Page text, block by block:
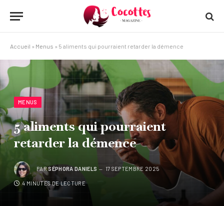
Accueil » Menus » 5 aliments qui pourraient retarder la démence
MENUS
5 aliments qui pourraient
retarder la démence
PARSÉPHORA DANIELS 17 SEPTEMBRE 2025
4 MINUTES DE LECTURE